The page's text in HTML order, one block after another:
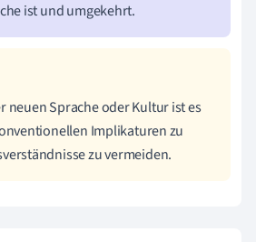
ist und umgekehrt.
neuen Sprache oder Kultur ist es
Implikaturen zu
zu vermeiden.